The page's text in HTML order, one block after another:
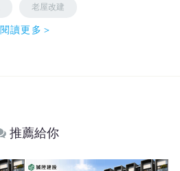
老屋改建
閱讀更多＞
推薦給你